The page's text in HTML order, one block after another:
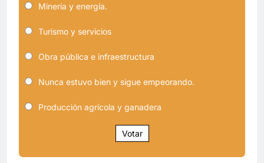
Minería y energía.
Turismo y servicios
Obra pública e infraestructura
Nunca estuvo bien y sigue empeorando.
Producción agrícola y ganadera
Votar